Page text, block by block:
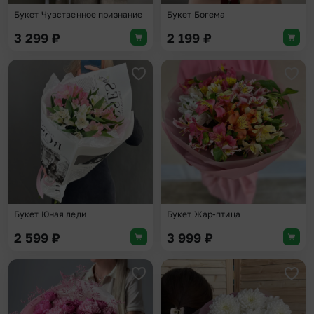
Букет Чувственное признание
3 299 ₽
Букет Богема
2 199 ₽
Добавить в избранное
Букет Юная леди
2 599 ₽
Букет Жар-птица
3 999 ₽
Добавить в избранное